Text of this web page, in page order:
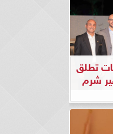
تطلق
شرم